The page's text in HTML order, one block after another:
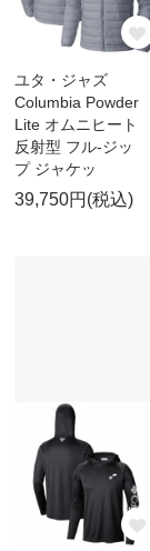
ユタ・ジャズ
Columbia Powder
Lite オムニヒート
反射型 フル-ジッ
プ ジャケッ
39,750円(税込)